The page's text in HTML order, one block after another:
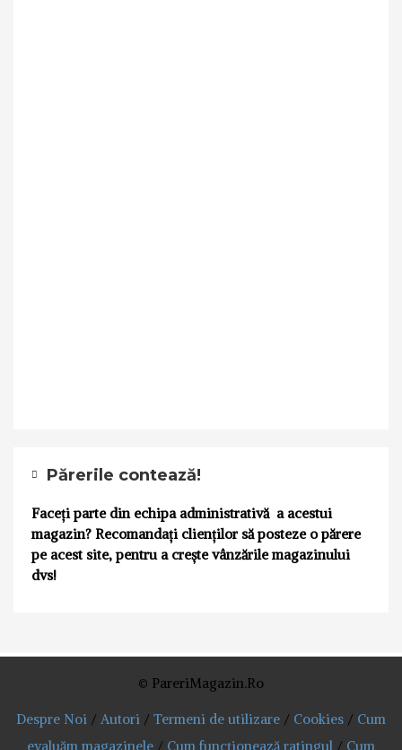
Părerile contează!
Faceți parte din echipa administrativă a acestui
magazin? Recomandați clienților să posteze o părere
pe acest site, pentru a crește vânzările magazinului
dvs!
© PareriMagazin.Ro
Despre Noi / Autori / Termeni de utilizare / Cookies / Cum
evaluăm magazinele / Cum funcționează ratingul / Cum